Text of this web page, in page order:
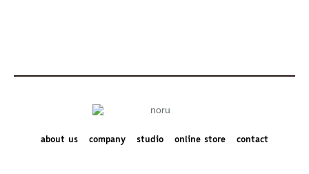
about us company studio online store contact